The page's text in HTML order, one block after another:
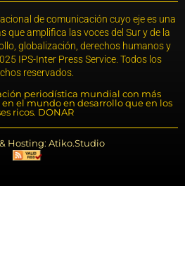
de comunicación cuyo eje es una
que amplifica las voces del Sur y de la
globalización, derechos humanos y
IPS-Inter Press Service. Todos los
reservados.
periodística mundial con más
en el mundo en desarrollo que en los
ricos. DONAR
Hosting: Atiko.Studio